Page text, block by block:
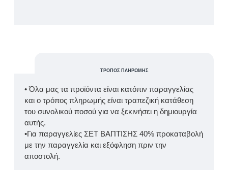
ΤΡΌΠΟΣ ΠΛΗΡΩΜΉΣ
• Όλα μας τα προϊόντα είναι κατόπιν παραγγελίας
και ο τρόπος πληρωμής είναι τραπεζική κατάθεση
του συνολικού ποσού για να ξεκινήσει η δημιουργία
αυτής.
•Για παραγγελίες ΣΕΤ ΒΑΠΤΙΣΗΣ 40% προκαταβολή
με την παραγγελία και εξόφληση πριν την
αποστολή.